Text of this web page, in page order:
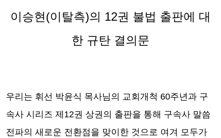
이승현(이탈측)의 12권 불법 출판에 대
한 규탄 결의문
우리는 휘선 박윤식 목사님의 교회개척 60주년과 구
속사 시리즈 제 12권 상권의 출판을 통해 구속사 말씀
전파의 새로운 전환점을 맞이한 것으로 여겨 모두가